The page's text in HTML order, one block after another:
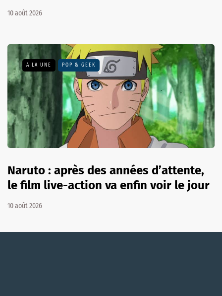
10 août 2026
A LA UNE POP & GEEK
Naruto : après des années d’attente,
le film live-action va enfin voir le jour
10 août 2026